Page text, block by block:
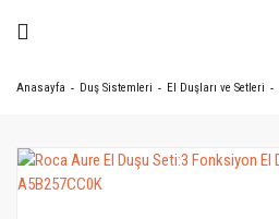
Anasayfa Duş Sistemleri El Duşları ve Setleri